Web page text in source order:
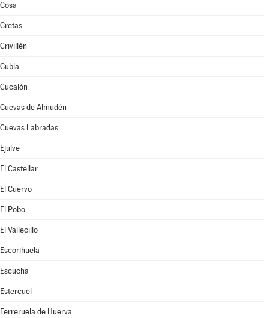
Cosa
Cretas
Crivillén
Cubla
Cucalón
Cuevas de Almudén
Cuevas Labradas
Ejulve
El Castellar
El Cuervo
El Pobo
El Vallecillo
Escorihuela
Escucha
Estercuel
Ferreruela de Huerva